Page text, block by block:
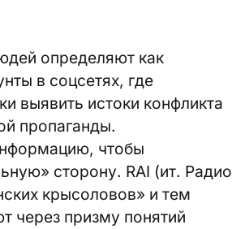
определяют как
в соцсетях, где
выявить истоки конфликта
пропаганды.
чтобы
сторону. RAI (ит. Радио
крысоловов» и тем
через призму понятий